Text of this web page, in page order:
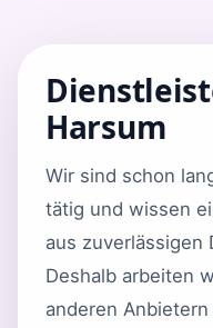
Harsum
Wir sind schon
tätig und wissen
aus zuverlässigen
Deshalb arbeiten
anderen